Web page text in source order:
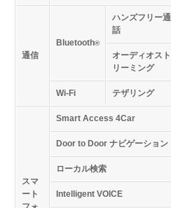
通信
Bluetooth®
ハンズフリー通
話
オーディオスト
リーミング
Wi-Fi テザリング
スマ
ート
Smart Access 4Car
Door to Door ナビゲーション
ローカル検索
Intelligent VOICE